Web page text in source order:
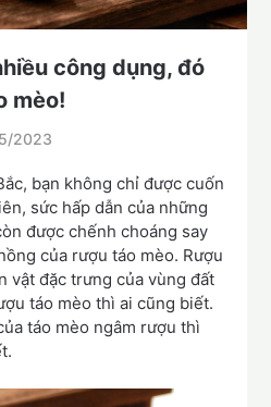
công dụng, đó
mèo!
2023
bạn không chỉ được cuốn
sức hấp dẫn của những
được chếnh choáng say
của rượu táo mèo. Rượu
vật đặc trưng của vùng đất
táo mèo thì ai cũng biết.
táo mèo ngâm rượu thì